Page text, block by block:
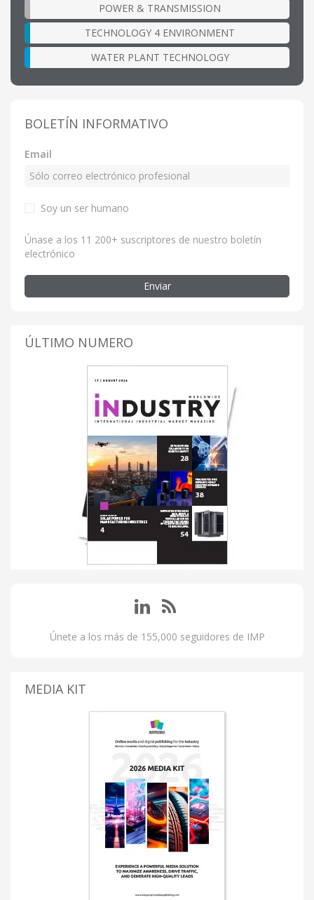
POWER & TRANSMISSION
TECHNOLOGY 4 ENVIRONMENT
WATER PLANT TECHNOLOGY
BOLETÍN INFORMATIVO
Email
Soy un ser humano
Únase a los 11 200+ suscriptores de nuestro boletín
electrónico
Enviar
ÚLTIMO NUMERO
Únete a los más de 155,000 seguidores de IMP
MEDIA KIT